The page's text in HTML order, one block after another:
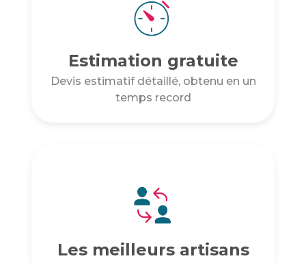
Estimation gratuite
Devis estimatif détaillé, obtenu en un
temps record
Les meilleurs artisans